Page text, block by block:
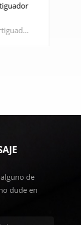
de
dude en